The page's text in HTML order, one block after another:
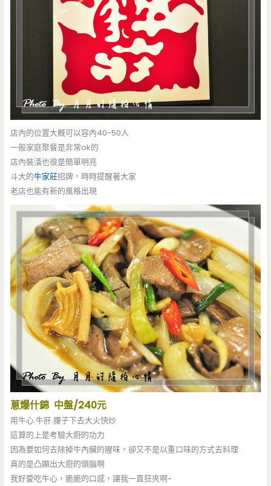
店內的位置大概可以容內40-50人
一般家庭聚餐是非常ok的
店內裝潢也很是簡單明亮
斗大的牛家莊招牌，時時提醒著大家
老店也能有新的風格出現
蔥爆什錦 中盤/240元
用牛心.牛肝.腰子下去大火快炒
這算的上是考驗大廚的功力
因為要如何去除掉牛內臟的腥味，卻又不是以重口味的方式去料理
真的是凸顯出大廚的頭腦啊
我好愛吃牛心，脆脆的口感，讓我一直狂夾啊~